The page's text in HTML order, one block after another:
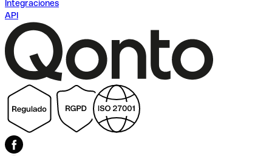
Integraciones
API